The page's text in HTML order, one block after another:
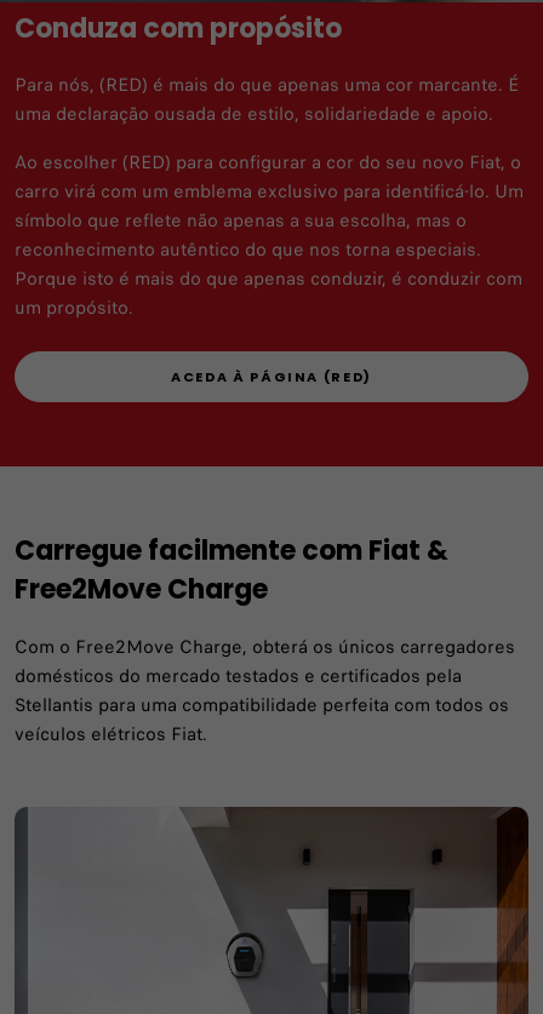
Conduza com propósito
Para nós, (RED) é mais do que apenas uma cor marcante. É
uma declaração ousada de estilo, solidariedade e apoio.
Ao escolher (RED) para configurar a cor do seu novo Fiat, o
carro virá com um emblema exclusivo para identificá-lo. Um
símbolo que reflete não apenas a sua escolha, mas o
reconhecimento autêntico do que nos torna especiais.
Porque isto é mais do que apenas conduzir, é conduzir com
um propósito.
ACEDA À PÁGINA (RED)
Carregue facilmente com Fiat &
Free2Move Charge
Com o Free2Move Charge, obterá os únicos carregadores
domésticos do mercado testados e certificados pela
Stellantis para uma compatibilidade perfeita com todos os
veículos elétricos Fiat.